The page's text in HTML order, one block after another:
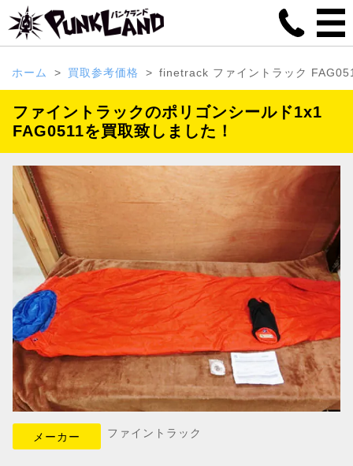
ホーム 買取参考価格 finetrack ファイントラック
ファイントラックのポリゴンシールド1x1
FAG0511を買取致しました！
メーカー ファイントラック